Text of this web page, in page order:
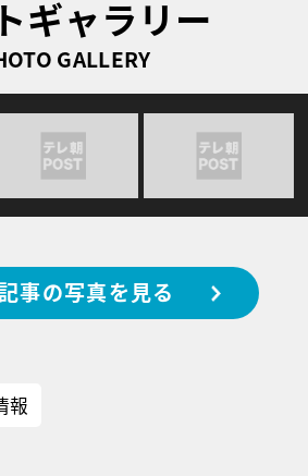
ギャラリー
GALLERY
事の写真を見る
報